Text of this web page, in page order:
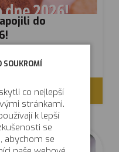
co nejlepší
stránkami.
k lepší
se
abychom se
do
Víc